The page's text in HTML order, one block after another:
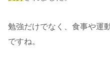
勉強だけでなく、食事や運
ですね。